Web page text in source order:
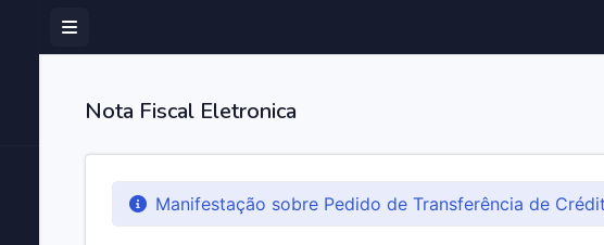
Nota Fiscal Eletronica
Manifestação sobre Pedido de Transferência de